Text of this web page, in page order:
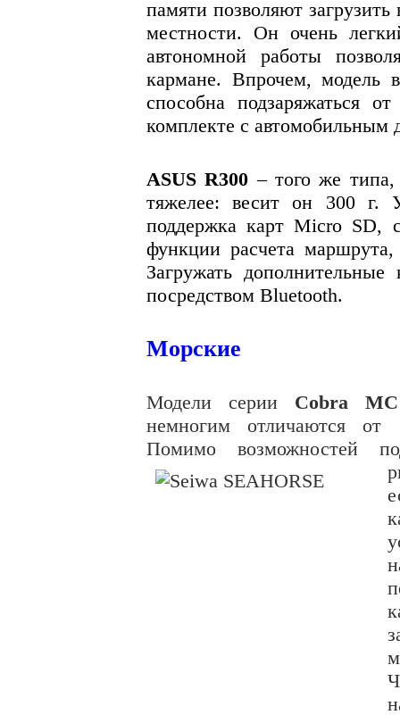
памяти позволяют
местности. Он очень
автономной работы
кармане. Впрочем, модель
способна подзаряжаться
комплекте с автомобильным
ASUS R300 – того же типа,
тяжелее: весит он 300 г.
поддержка карт Micro SD,
функции расчета маршрута,
Загружать
посредством Bluetooth.
Морские
Модели серии Cobra
немногим отличаются от
Помимо возможностей